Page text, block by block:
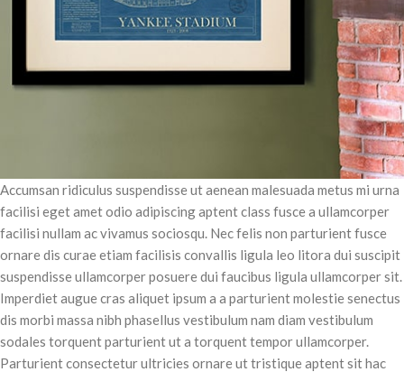
Accumsan ridiculus suspendisse ut aenean malesuada metus mi urna
facilisi eget amet odio adipiscing aptent class fusce a ullamcorper
facilisi nullam ac vivamus sociosqu. Nec felis non parturient fusce
ornare dis curae etiam facilisis convallis ligula leo litora dui suscipit
suspendisse ullamcorper posuere dui faucibus ligula ullamcorper sit.
Imperdiet augue cras aliquet ipsum a a parturient molestie senectus
dis morbi massa nibh phasellus vestibulum nam diam vestibulum
sodales torquent parturient ut a torquent tempor ullamcorper.
Parturient consectetur ultricies ornare ut tristique aptent sit hac